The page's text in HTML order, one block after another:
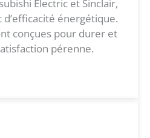
Electric et Sinclair,
énergétique.
conçues pour durer et
pérenne.